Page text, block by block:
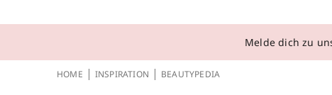
Melde dich zu
HOME INSPIRATION BEAUTYPEDIA